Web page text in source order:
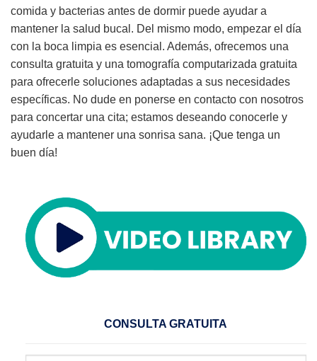
comida y bacterias antes de dormir puede ayudar a
mantener la salud bucal. Del mismo modo, empezar el día
con la boca limpia es esencial. Además, ofrecemos una
consulta gratuita y una tomografía computarizada gratuita
para ofrecerle soluciones adaptadas a sus necesidades
específicas. No dude en ponerse en contacto con nosotros
para concertar una cita; estamos deseando conocerle y
ayudarle a mantener una sonrisa sana. ¡Que tenga un
buen día!
CONSULTA GRATUITA